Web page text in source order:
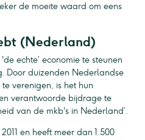
de moeite waard om eens
(Nederland)
echte’ economie te steunen
Door duizenden Nederlandse
verenigen, is het hun
verantwoorde bijdrage te
van de mkb's in Nederland’.
en heeft meer dan 1.500